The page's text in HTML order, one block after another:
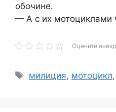
обочине.
— А с их мотоциклами
Оцените
Метки
милиция, мотоцикл,